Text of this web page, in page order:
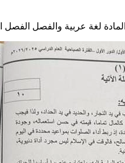
لغة عربية والفصل الفصل